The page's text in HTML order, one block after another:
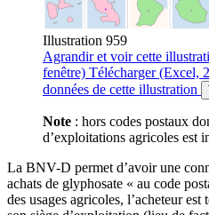
Illustration 959
Agrandiret voir cette
fenêtre) Télécharger(Excel,
données de cette illustration
Note : hors codes postaux
d’exploitations agricoles est
La BNV-D permet d’avoir une
achats de glyphosate « au code
des usages agricoles, l’acheteur